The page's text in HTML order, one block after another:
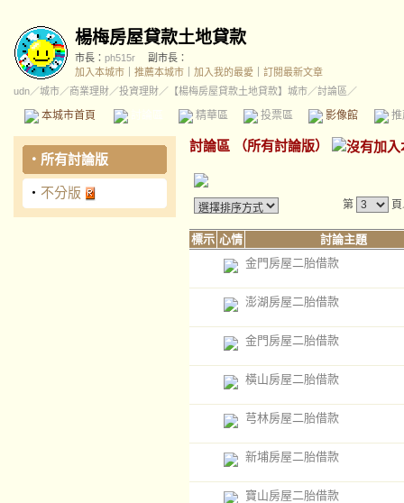
楊梅房屋貸款土地貸款
市長： ph515r
副市長：
加入本城市
推薦本城市 加入我的最愛
訂閱最新文章
udn／城市／商業理財／投資理財／ 【楊梅房屋貸款土地貸款】城市／討論區／
本城市首頁 精華區 投票區 影像館
‧ 所有討論版
‧ 不分版
討論區 （所有討論版）
第
標示 心情
討論主題
金門房屋二胎借款
澎湖房屋二胎借款
金門房屋二胎借款
橫山房屋二胎借款
芎林房屋二胎借款
新埔房屋二胎借款
寶山房屋二胎借款